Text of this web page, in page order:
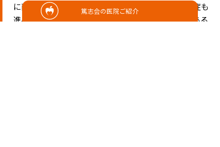
篤志会の医院ご紹介
に菌を入れることになり、また菌がいることで、炎症も
進み、血液も集まってくるので、、歯周病菌の餌である